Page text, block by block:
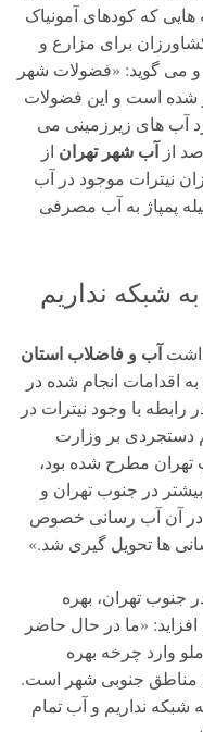
که کودهای آمونیاک
برای مزارع و
و می گوید: «فضولات شهر
شده است و این فضولات
آب های زیرزمینی می
آب شهر تهران از
نیترات موجود در آب
پمپاژ به آب مصرفی
شبکه نداریم
آب و فاضلاب استان
اقدامات انجام شده در
با وجود نیترات در
دستجردی بر وزارت
مطرح شده بود،
بیشتر در جنوب تهران و
آن آب رسانی خصوص
ها تحویل گیری شد.»
جنوب تهران، بهره
«ما در حال حاضر
وارد چرخه بهره
مناطق جنوبی شهر است.
شبکه نداریم و آب تمام